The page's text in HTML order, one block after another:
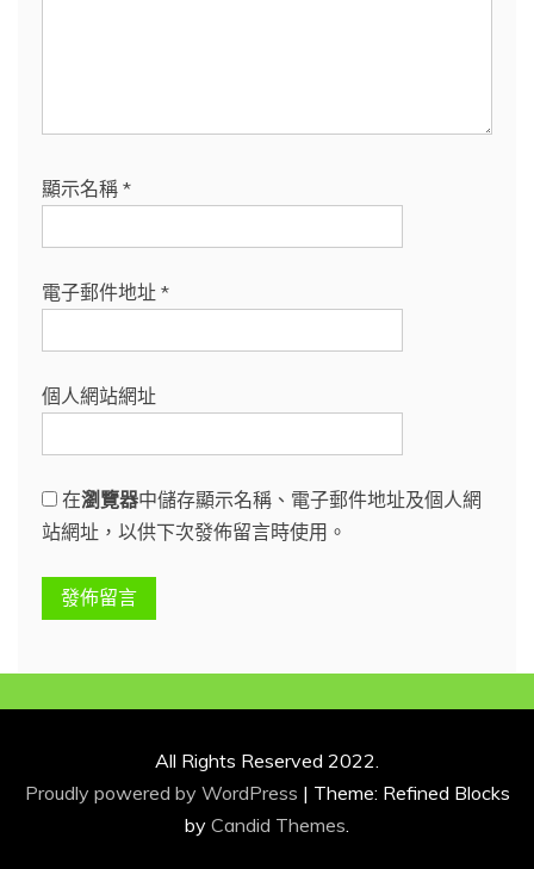
顯示名稱 *
電子郵件地址 *
個人網站網址
在瀏覽器中儲存顯示名稱、電子郵件地址及個人網
站網址，以供下次發佈留言時使用。
All Rights Reserved 2022.
Proudly powered by WordPress | Theme: Refined Blocks
by Candid Themes.